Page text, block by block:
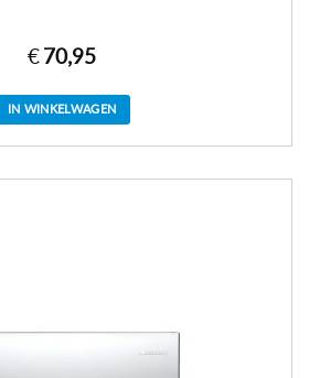
€70,95
IN WINKELWAGEN